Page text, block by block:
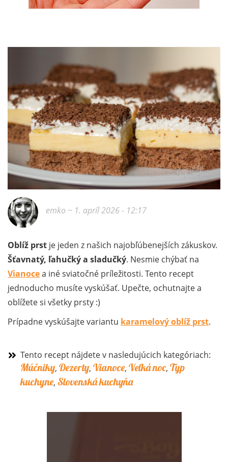
emko ~ 1. apríl 2026 - 12:17
Oblíž prst je jeden z našich najobľúbenejších zákuskov.
Šťavnatý, ľahučký a sladučký. Nesmie chýbať na
Vianocea iné sviatočné príležitosti. Tento recept
jednoducho musíte vyskúšať. Upečte, ochutnajte a
oblížete si všetky prsty :)
Prípadne vyskúšajte variantu karamelový oblíž prst.
Tento recept nájdete v nasledujúcich kategóriach:
Múčniky, Dezerty, Vianoce, Veľká noc, Typ
kuchyne, Slovenská kuchyňa